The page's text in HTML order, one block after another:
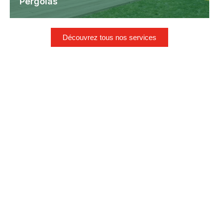
Découvrez tous nos services